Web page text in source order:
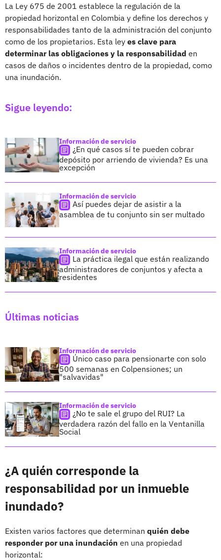
La Ley 675 de 2001 establece la regulación de la
propiedad horizontal en Colombia y define los derechos y
responsabilidades tanto de la administración del conjunto
como de los propietarios. Esta ley es clave para
determinar las obligaciones y la responsabilidad en
casos de daños o incidentes dentro de la propiedad, como
una inundación.
Sigue leyendo:
Información de servicio
¿En qué casos sí te pueden cobrar
depósito por arriendo de vivienda? Es una
excepción
Información de servicio
Así puedes dejar de asistir a la
asamblea de tu conjunto sin ser multado
Información de servicio
La práctica ilegal que están realizando
administradores de conjuntos y afecta a
residentes
Últimas noticias
Información de servicio
Único caso para pensionarte con solo
500 semanas en Colpensiones; un
"salvavidas"
Información de servicio
¿No te sale el grupo del RUI? La
verdadera razón del fallo en la Ventanilla
Social
¿A quién corresponde la
responsabilidad por un inmueble
inundado?
Existen varios factores que determinan quién debe
responder por una inundación en una propiedad
horizontal: